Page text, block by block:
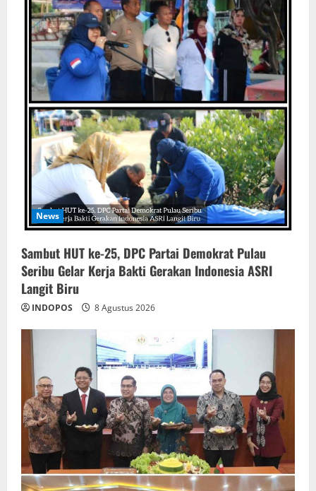
News
‎Sambut HUT ke-25, DPC Partai Demokrat Pulau
Seribu Gelar Kerja Bakti Gerakan Indonesia ASRI
Langit Biru
INDOPOS 8 Agustus 2026